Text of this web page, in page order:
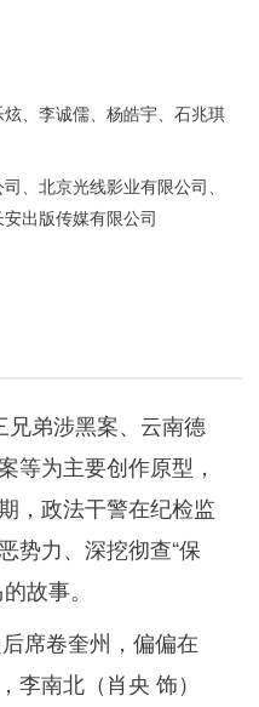
炫、李诚儒 、杨皓宇 、石兆琪
司、北京光线影业有限公司、
出版传媒有限公司
弟涉黑案、云南德
等为主要创作原型，
，政法干警在纪检监
势力、深挖彻查“保
故事。
席卷奎州，偏偏在
李南北（肖央 饰）